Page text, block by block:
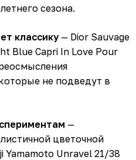
сезона.
классику — Dior Sauvage
Blue Capri In Love Pour
не подведут в
—
цветочной
Yamamoto Unravel 21/38